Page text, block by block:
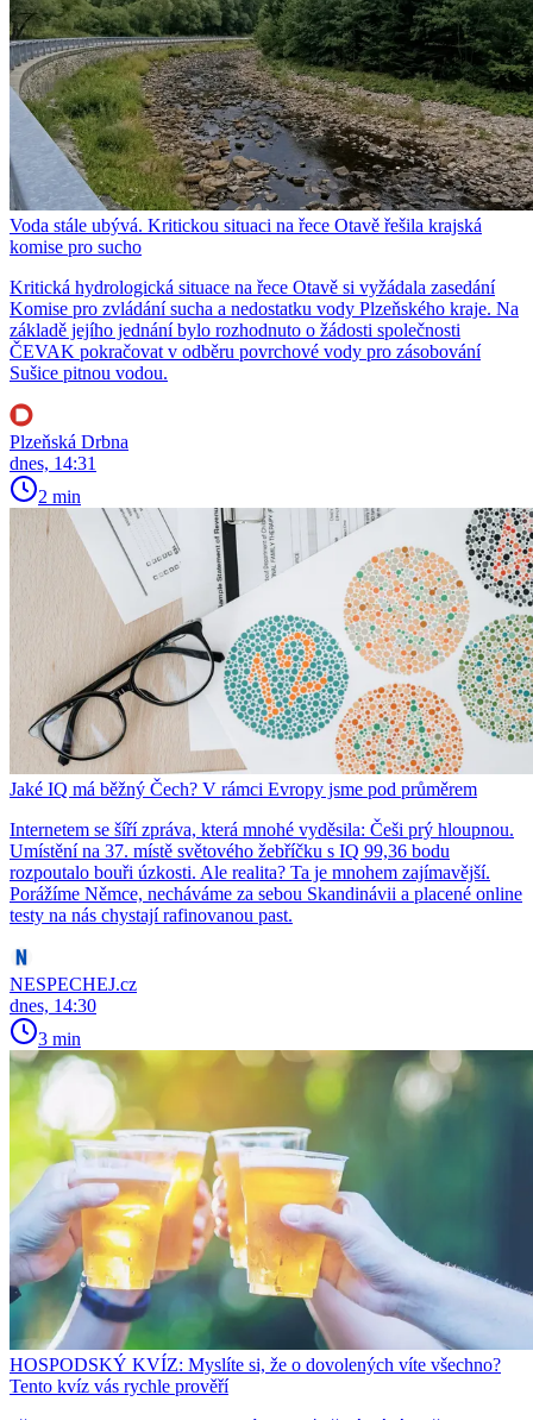
Voda stále ubývá. Kritickou situaci na řece Otavě řešila krajská
komise pro sucho
Kritická hydrologická situace na řece Otavě si vyžádala zasedání
Komise pro zvládání sucha a nedostatku vody Plzeňského kraje. Na
základě jejího jednání bylo rozhodnuto o žádosti společnosti
ČEVAK pokračovat v odběru povrchové vody pro zásobování
Sušice pitnou vodou.
Plzeňská Drbna
dnes, 14:31
2 min
Jaké IQ má běžný Čech? V rámci Evropy jsme pod průměrem
Internetem se šíří zpráva, která mnohé vyděsila: Češi prý hloupnou.
Umístění na 37. místě světového žebříčku s IQ 99,36 bodu
rozpoutalo bouři úzkosti. Ale realita? Ta je mnohem zajímavější.
Porážíme Němce, necháváme za sebou Skandinávii a placené online
testy na nás chystají rafinovanou past.
NESPECHEJ.cz
dnes, 14:30
3 min
HOSPODSKÝ KVÍZ: Myslíte si, že o dovolených víte všechno?
Tento kvíz vás rychle prověří